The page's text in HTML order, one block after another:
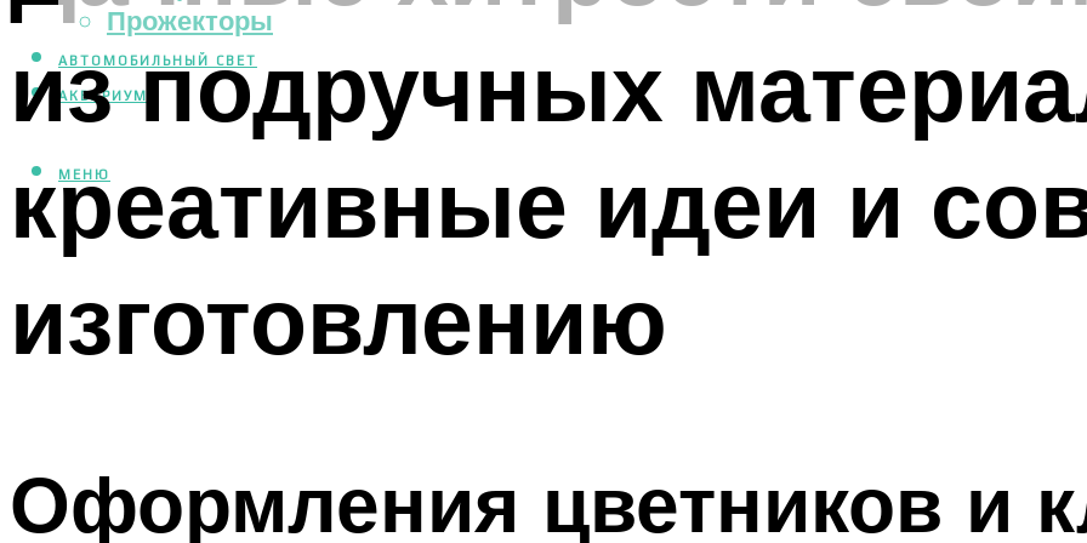
Прожекторы
АВТОМОБИЛЬНЫЙ СВЕТ
АКВАРИУМ
МЕНЮ
из подручных
креативные идеи и
изготовлению
Оформления цветников и